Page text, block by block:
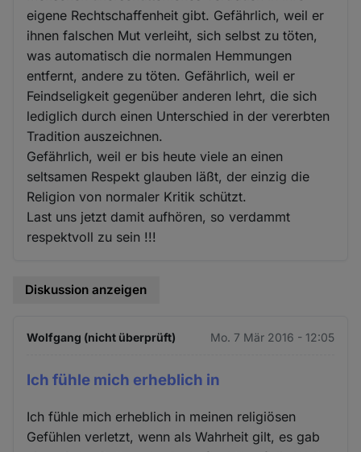
eigene Rechtschaffenheit gibt. Gefährlich, weil er
ihnen falschen Mut verleiht, sich selbst zu töten,
was automatisch die normalen Hemmungen
entfernt, andere zu töten. Gefährlich, weil er
Feindseligkeit gegenüber anderen lehrt, die sich
lediglich durch einen Unterschied in der vererbten
Tradition auszeichnen.
Gefährlich, weil er bis heute viele an einen
seltsamen Respekt glauben läßt, der einzig die
Religion von normaler Kritik schützt.
Last uns jetzt damit aufhören, so verdammt
respektvoll zu sein !!!
Diskussion anzeigen
Wolfgang (nicht überprüft) Mo. 7 Mär 2016 - 12:05
Ich fühle mich erheblich in
Ich fühle mich erheblich in meinen religiösen
Gefühlen verletzt, wenn als Wahrheit gilt, es gab
Cookies